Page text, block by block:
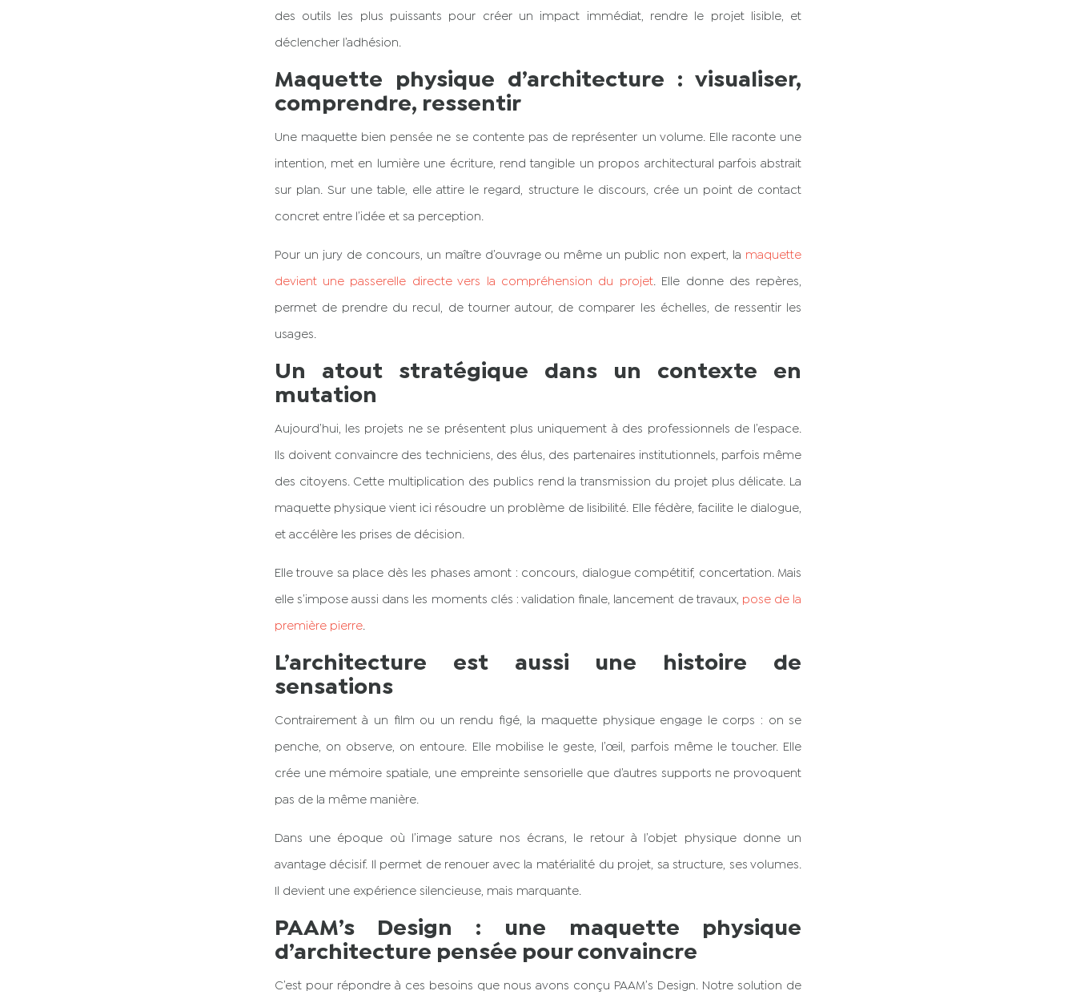
des outils les plus puissants pour créer un impact immédiat, rendre le projet lisible, et
déclencher l’adhésion.
Maquette physique d’architecture : visualiser,
comprendre, ressentir
Une maquette bien pensée ne se contente pas de représenter un volume. Elle raconte une
intention, met en lumière une écriture, rend tangible un propos architectural parfois abstrait
sur plan. Sur une table, elle attire le regard, structure le discours, crée un point de contact
concret entre l’idée et sa perception.
Pour un jury de concours, un maître d’ouvrage ou même un public non expert, la maquette
devient une passerelle directe vers la compréhension du projet. Elle donne des repères,
permet de prendre du recul, de tourner autour, de comparer les échelles, de ressentir les
usages.
Un atout stratégique dans un contexte en
mutation
Aujourd’hui, les projets ne se présentent plus uniquement à des professionnels de l’espace.
Ils doivent convaincre des techniciens, des élus, des partenaires institutionnels, parfois même
des citoyens. Cette multiplication des publics rend la transmission du projet plus délicate. La
maquette physique vient ici résoudre un problème de lisibilité. Elle fédère, facilite le dialogue,
et accélère les prises de décision.
Elle trouve sa place dès les phases amont : concours, dialogue compétitif, concertation. Mais
elle s’impose aussi dans les moments clés : validation finale, lancement de travaux, pose de la
première pierre.
L’architecture est aussi une histoire de
sensations
Contrairement à un film ou un rendu figé, la maquette physique engage le corps : on se
penche, on observe, on entoure. Elle mobilise le geste, l’œil, parfois même le toucher. Elle
crée une mémoire spatiale, une empreinte sensorielle que d’autres supports ne provoquent
pas de la même manière.
Dans une époque où l’image sature nos écrans, le retour à l’objet physique donne un
avantage décisif. Il permet de renouer avec la matérialité du projet, sa structure, ses volumes.
Il devient une expérience silencieuse, mais marquante.
PAAM’s Design : une maquette physique
d’architecture pensée pour convaincre
C’est pour répondre à ces besoins que nous avons conçu PAAM’s Design. Notre solution de